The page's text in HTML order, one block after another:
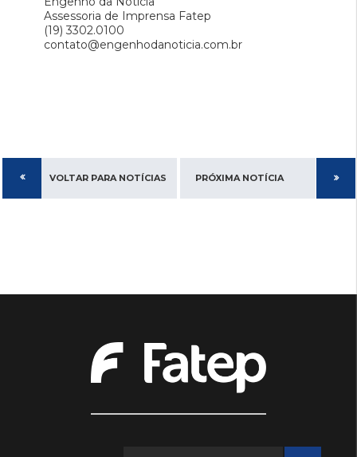
Assessoria de Imprensa Fatep
(19) 3302.0100
contato@engenhodanoticia.com.br
VOLTAR PARA NOTÍCIAS PRÓXIMA NOTÍCIA